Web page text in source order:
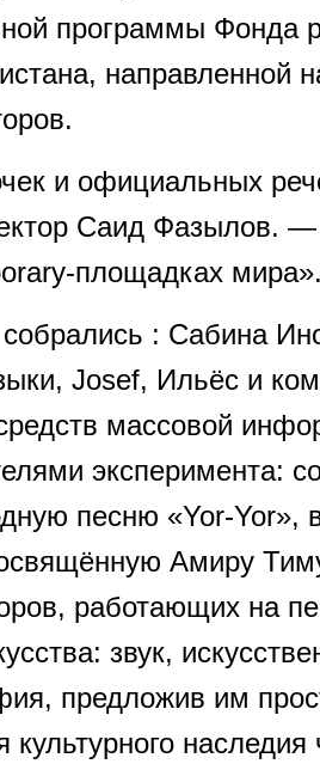
программы Фонда
направленной
и официальных
Саид Фазылов.
площадках
: Сабина
Josef, Ильёс и
массовой
эксперимента:
песню «Yor-Yor»,
Амиру
работающих на
звук,
предложив им
наследия